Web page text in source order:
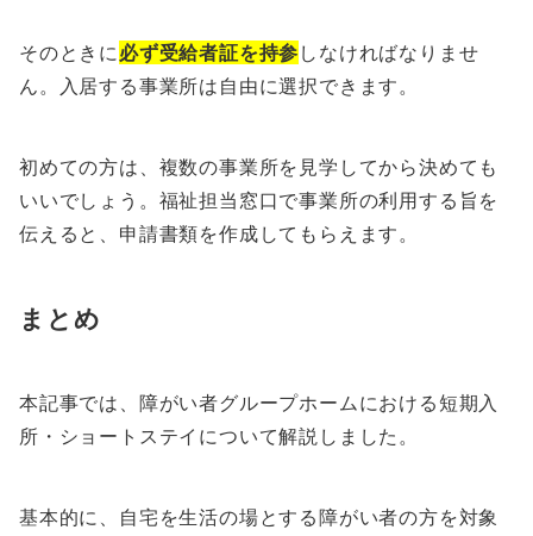
そのときに 必ず受給者証を持参 しなければなりませ
ん。入居する事業所は自由に選択できます。
初めての方は、複数の事業所を見学してから決めても
いいでしょう。福祉担当窓口で事業所の利用する旨を
伝えると、申請書類を作成してもらえます。
まとめ
本記事では、障がい者グループホームにおける短期入
所・ショートステイについて解説しました。
基本的に、自宅を生活の場とする障がい者の方を対象